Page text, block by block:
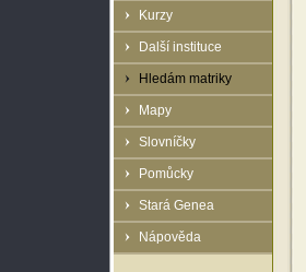
Kurzy
Další instituce
Hledám matriky
Mapy
Slovníčky
Pomůcky
Stará Genea
Nápověda